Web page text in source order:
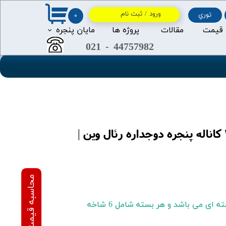
قیمت مقالات پروژه ها مايان پنجره
توري ۰ ورود / ثبت نام
حساب کاربری من
تغییر گذر واژه 021 2- 244757982
پروفیل بازشو یا سش 4 کاناله پنجره دوجداره رئال وین |
عرضه این محصول به صورت بسته ای می باشد و هر بسته شامل 6 شاخه